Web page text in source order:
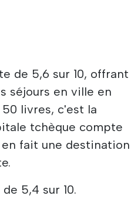
de 5,6 sur 10, offrant
séjours en ville en
livres, c'est la
tchèque compte
fait une destination
5,4 sur 10.